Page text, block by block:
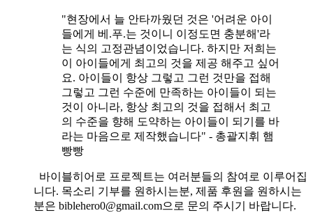
"현장에서 늘 안타까웠던 것은 '어려운 아이
들에게 베.푸.는 것이니 이정도면 충분해'라
는 식의 고정관념이었습니다. 하지만 저희는
이 아이들에게 최고의 것을 제공 해주고 싶어
요. 아이들이 항상 그렇고 그런 것만을 접해
그렇고 그런 수준에 만족하는 아이들이 되는
것이 아니라, 항상 최고의 것을 접해서 최고
의 수준을 향해 도약하는 아이들이 되기를 바
라는 마음으로 제작했습니다" - 총괄지휘 햄
빵빵
바이블히어로 프로젝트는 여러분들의 참여로 이루어집
니다. 목소리 기부를 원하시는분, 제품 후원을 원하시는
분은 biblehero0@gmail.com으로 문의 주시기 바랍니다.